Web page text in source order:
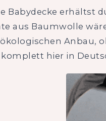
Babydecke erhältst
aus Baumwolle
Anbau,
komplett hier in